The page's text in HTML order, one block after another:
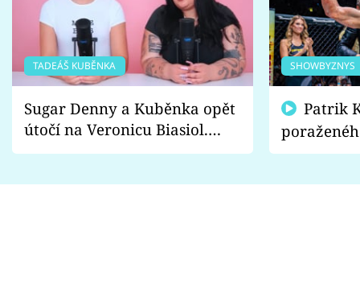
TADEÁŠ KUBĚNKA
Sugar Denny a Kuběnka opět
útočí na Veronicu Biasiol.
Proč je podle nich falešná a
SHOWBYZNYS
fanoušci